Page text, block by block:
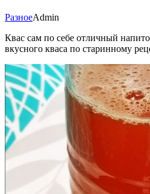
РазноеAdmin
Квас сам по себе отличный
вкусного кваса по старинному